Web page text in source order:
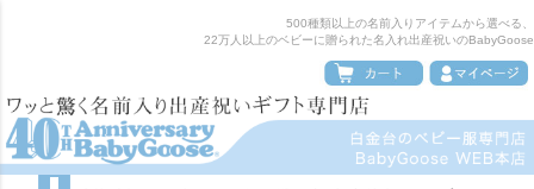
500種類以上の名前入りアイテムから選べる、
22万人以上のベビーに贈られた名入れ出産祝いのBabyGoose